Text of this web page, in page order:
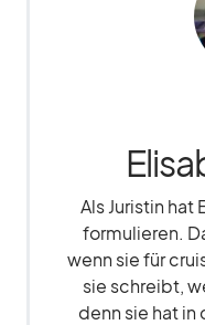
Als Juristin hat
formulieren.
wenn sie für
sie schreibt,
denn sie hat in